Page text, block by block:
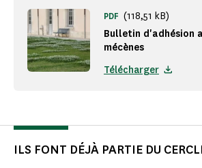
Bulletin d'adhésion
mécènes
PDF (118,51 kB)
Télécharger
ILS FONT DÉJÀ PARTIE DU